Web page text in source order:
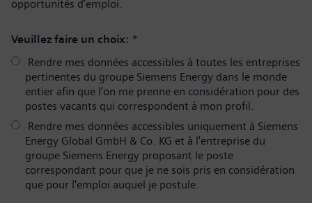
opportunités d’emploi.
Veuillez faire un choix: *
Rendre mes données accessibles à toutes les entreprises
pertinentes du groupe Siemens Energy dans le monde
entier afin que l’on me prenne en considération pour des
postes vacants qui correspondent à mon profil.
Rendre mes données accessibles uniquement à Siemens
Energy Global GmbH & Co. KG et à l'entreprise du
groupe Siemens Energy proposant le poste
correspondant pour que je ne sois pris en considération
que pour l'emploi auquel je postule.